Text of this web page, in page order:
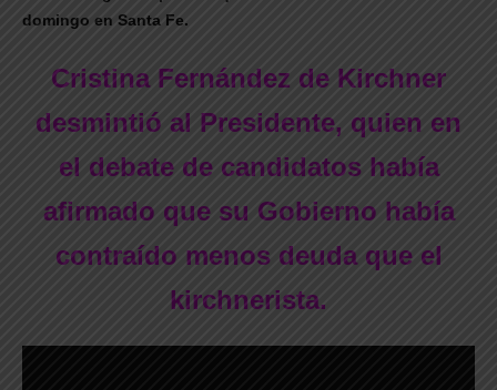
domingo en Santa Fe.
Cristina Fernández de Kirchner
desmintió al Presidente, quien en
el debate de candidatos había
afirmado que su Gobierno había
contraído menos deuda que el
kirchnerista.